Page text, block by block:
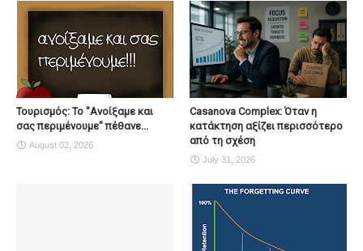
Τουρισμός: Το "Ανοίξαμε και
σας περιμένουμε" πέθανε...
August 02, 2026
Casanova Complex: Όταν η
κατάκτηση αξίζει περισσότερο
από τη σχέση
July 31, 2026